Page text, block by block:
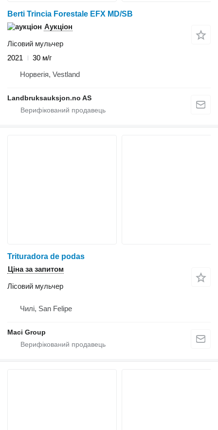
Berti Trincia Forestale EFX MD/SB
Аукціон
Лісовий мульчер
2021
30 м/г
Норвегія, Vestland
Landbruksauksjon.no AS
Trituradora de podas
Ціна за запитом
Лісовий мульчер
Чилі, San Felipe
Maci Group